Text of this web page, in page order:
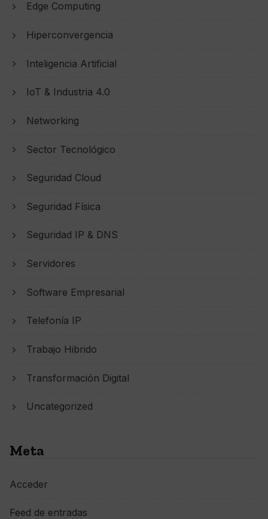
Edge Computing
Hiperconvergencia
Inteligencia Artificial
IoT & Industria 4.0
Networking
Sector Tecnológico
Seguridad Cloud
Seguridad Física
Seguridad IP & DNS
Servidores
Software Empresarial
Telefonía IP
Trabajo Hibrido
Transformación Digital
Uncategorized
Meta
Acceder
Feed de entradas